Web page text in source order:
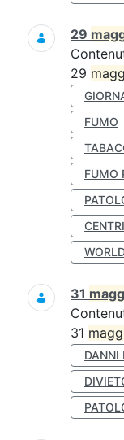
29
29
FUMO
FUMO
31
31
DANNI